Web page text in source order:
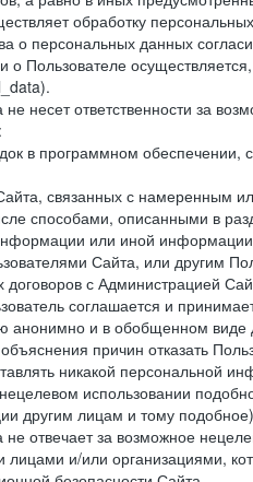
обработку
о персональных данных
Пользователе
несет ответственности за
в программном
связанных с намеренным
способами, описанными в
или иной
Сайта, или другим
договоров с Администрацией
соглашается и
и в обобщенном виде
причин отказать
никакой персональной
использовании
другим лицам и тому
отвечает за возможное
и/или организациями,